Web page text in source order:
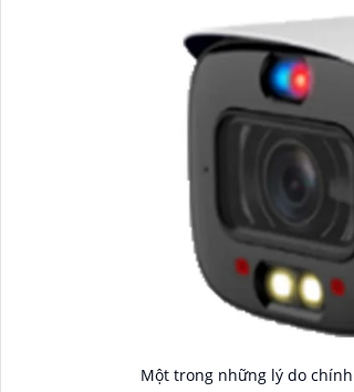
Một trong những lý do